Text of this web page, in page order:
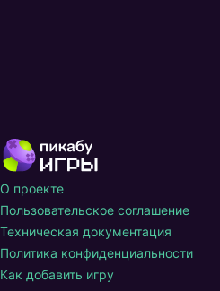
О проекте
Пользовательское соглашение
Техническая документация
Политика конфиденциальности
Как добавить игру